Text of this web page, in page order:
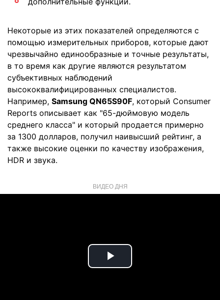
Некоторые из этих показателей определяются с
помощью измерительных приборов, которые дают
чрезвычайно единообразные и точные результаты,
в то время как другие являются результатом
субъективных наблюдений
высококвалифицированных специалистов.
Например, Samsung QN65S90F, который Consumer
Reports описывает как "65-дюймовую модель
среднего класса" и который продается примерно
за 1300 долларов, получил наивысший рейтинг, а
также высокие оценки по качеству изображения,
HDR и звука.
ВИДЕО ДНЯ
Play